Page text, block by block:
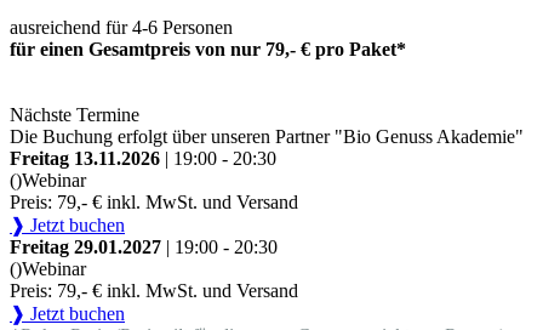
ausreichend für 4-6 Personen
für einen Gesamtpreis von nur 79,- € pro Paket*
Nächste Termine
Die Buchung erfolgt über unseren Partner "Bio Genuss Akademie"
Freitag 13.11.2026 | 19:00 - 20:30
()Webinar
Preis: 79,- € inkl. MwSt. und Versand
❱ Jetzt buchen
Freitag 29.01.2027 | 19:00 - 20:30
()Webinar
Preis: 79,- € inkl. MwSt. und Versand
❱ Jetzt buchen